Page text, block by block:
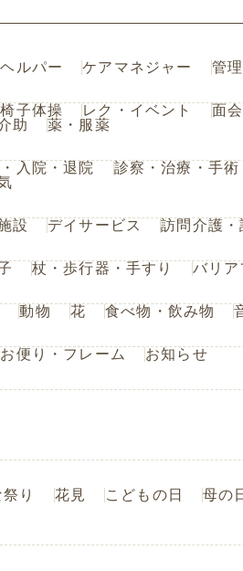
ルパー ケアマネジャー 管
子体操 レク・イベント 面
助
薬・服薬
入院・退院 診察・治療・手術
設 デイサービス 訪問介護・
杖・歩行器・手すり バリア
動物 花 食べ物・飲み物
お便り・フレーム お知らせ
り 花見 こどもの日 母の